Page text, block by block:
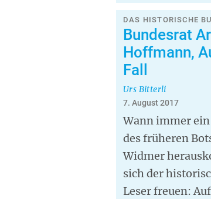
DAS HISTORISCHE
Bundesrat
Hoffmann,
Fall
Urs Bitterli
7. August 2017
Wann immer ein
des früheren
Widmer
sich der
Leser freuen: